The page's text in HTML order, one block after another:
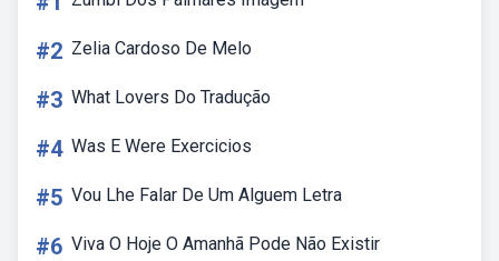
#2 Zelia Cardoso De Melo
#3 What Lovers Do Tradução
#4 Was E Were Exercicios
#5 Vou Lhe Falar De Um Alguem Letra
#6 Viva O Hoje O Amanhã Pode Não Existir